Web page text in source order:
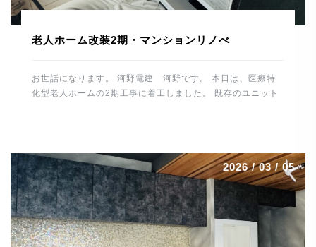
老人ホーム改装2期・マンションリノべ
お世話になります。 河野電建 河野です。 本日は、医療特
化型老人ホームの2期工事に着工しました。 既存のユニット
りがとうございました。 これから仕上げに向け、造作工事
電気工事、給排水工事とスムーズに進めるよう 段取りしてい
きたいと思います。 場所は変わって、大分市内で進行中の
マンションリノベーションはいよいよ最終段階です。 毛足の
長いカーペットを施工。 カーペット工事は職人さんの数も少
なくなっており、 貴重な技術です。綺麗に仕上げていただき
ありがとうございました。 トーヨーキッチンも施工が終わり
2026 / 03 / 05